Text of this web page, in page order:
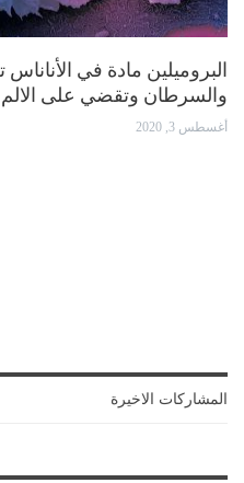
البروميلين مادة في الأناناس
والسرطان وتقضي على الالم
أغسطس 3, 2020
المشاركات الاخيرة